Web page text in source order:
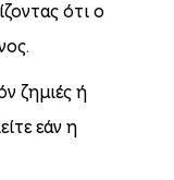
ότι ο
ζημιές ή
εάν η